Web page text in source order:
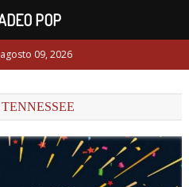
09, 2026
TENNESSEE
POP